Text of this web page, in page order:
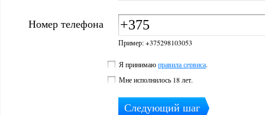
Номер телефона
Пример: +375298103053
Я принимаюправила сервиса.
Мне исполнилось 18 лет.
Следующий шаг